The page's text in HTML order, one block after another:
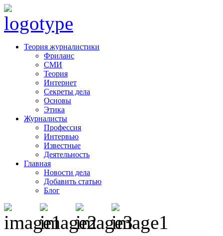
Теория журналистики
Фриланс
СМИ
Теория
Интернет
Секреты дела
Основы
Этика
Журналисты
Профессия
Интервью
Известные
Деятельность
Главная
Новости дела
Добавить статью
Блог